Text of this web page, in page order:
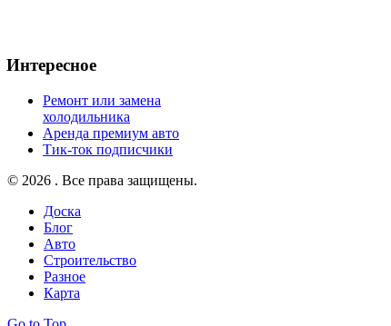
Интересное
Ремонт или замена
холодильника
Аренда премиум авто
Тик-ток подписчики
© 2026 . Все права защищены.
Доска
Блог
Авто
Строительство
Разное
Карта